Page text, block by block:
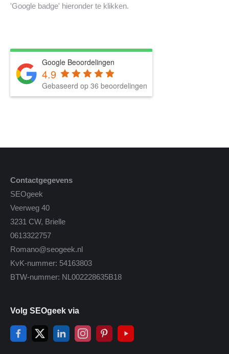
'Google badge' hieronder te klikken.
Google Beoordelingen
4.9
Gebaseerd op 36 beoordelingen
Contactgegevens
SEOgeek
Veerweg 40
3231 CW, Brielle
0613322757
Romano@seogeek.nl
KvK-nummer: 54163803
BTW-nummer: NL002228635B18
Volg SEOgeek via